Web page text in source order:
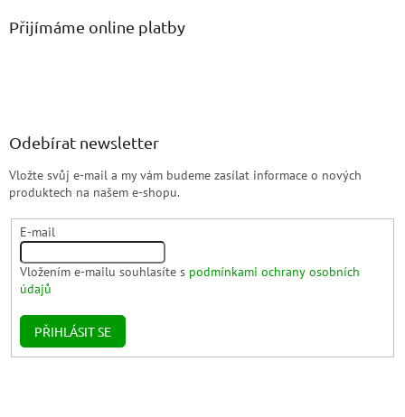
Přijímáme online platby
Odebírat newsletter
Vložte svůj e-mail a my vám budeme zasílat informace o nových
produktech na našem e-shopu.
E-mail
Vložením e-mailu souhlasíte s podmínkami ochrany osobních
údajů
PŘIHLÁSIT SE